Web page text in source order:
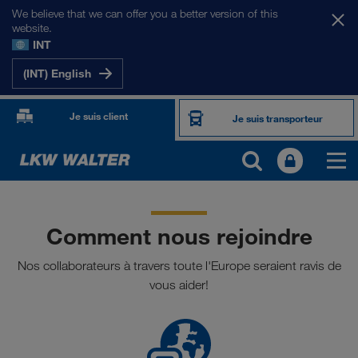
We believe that we can offer you a better version of this
website.
INT
(INT) English
Je suis client Je suis transporteur
Comment nous rejoindre
Nos collaborateurs à travers toute l'Europe seraient ravis de
vous aider!